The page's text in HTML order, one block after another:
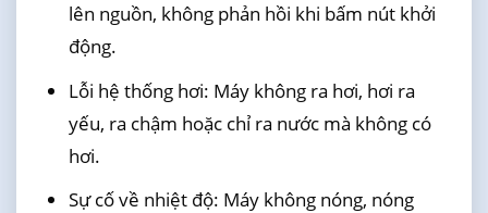
lên nguồn, không phản hồi khi bấm nút khởi
động.
Lỗi hệ thống hơi: Máy không ra hơi, hơi ra
yếu, ra chậm hoặc chỉ ra nước mà không có
hơi.
Sự cố về nhiệt độ: Máy không nóng, nóng